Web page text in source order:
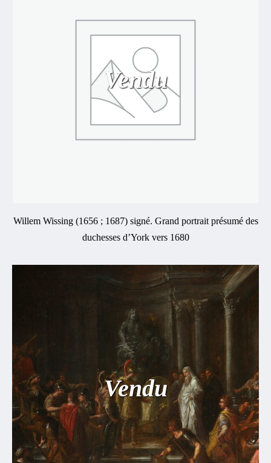
Vendu
Willem Wissing (1656 ; 1687) signé. Grand portrait présumé des
duchesses d’York vers 1680
Vendu